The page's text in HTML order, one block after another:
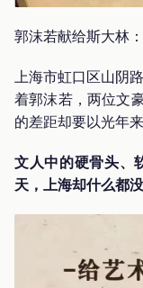
郭沫若献给斯大林
上海市虹口区山阴
着郭沫若，两位文
的差距却要以光年来
文人中的硬骨头、
天，上海却什么都没